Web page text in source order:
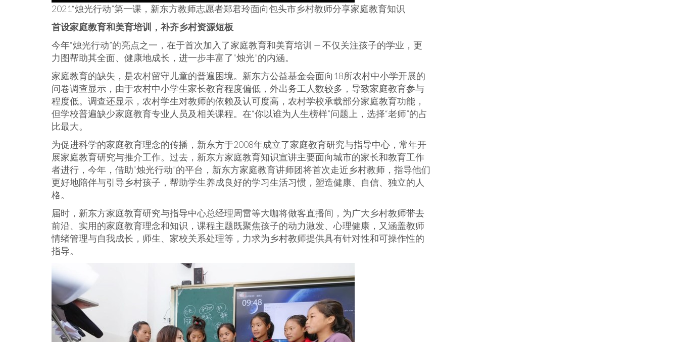
2021“烛光行动”第一课，新东方教师志愿者郑君玲面向包头市乡村教师分享家庭教育知识
首设家庭教育和美育培训，补齐乡村资源短板
今年“烛光行动”的亮点之一，在于首次加入了家庭教育和美育培训 — 不仅关注孩子的学业，更
力图帮助其全面、健康地成长，进一步丰富了“烛光”的内涵。
家庭教育的缺失，是农村留守儿童的普遍困境。新东方公益基金会面向18所农村中小学开展的
问卷调查显示，由于农村中小学生家长教育程度偏低，外出务工人数较多，导致家庭教育参与
程度低。调查还显示，农村学生对教师的依赖及认可度高，农村学校承载部分家庭教育功能，
但学校普遍缺少家庭教育专业人员及相关课程。在“你以谁为人生榜样”问题上，选择“老师”的占
比最大。
为促进科学的家庭教育理念的传播，新东方于2008年成立了家庭教育研究与指导中心，常年开
展家庭教育研究与推介工作。过去，新东方家庭教育知识宣讲主要面向城市的家长和教育工作
者进行，今年，借助“烛光行动”的平台，新东方家庭教育讲师团将首次走近乡村教师，指导他们
更好地陪伴与引导乡村孩子，帮助学生养成良好的学习生活习惯，塑造健康、自信、独立的人
格。
届时，新东方家庭教育研究与指导中心总经理周雷等大咖将做客直播间，为广大乡村教师带去
前沿、实用的家庭教育理念和知识，课程主题既聚焦孩子的动力激发、心理健康，又涵盖教师
情绪管理与自我成长，师生、家校关系处理等，力求为乡村教师提供具有针对性和可操作性的
指导。